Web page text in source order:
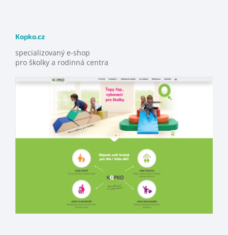
Kopko.cz
specializovaný e-shop
pro školky a rodinná centra